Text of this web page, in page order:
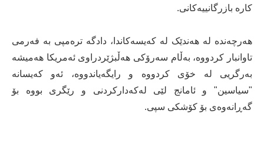
کارە بازرگانییەکانی.
هەرچەندە لە هەندێک لە کەیسەکاندا، دادگە ترەمپی بە فەرمی
تاوانبار کردووە، بەڵام سەرۆکی هەڵبژێردراوی ئەمریکا هەمیشە
بەرگریی لە خۆی کردووە و رایگەیاندووە، ئەو کەیسانە
"سیاسین" و ئامانج لێی لەکەدارکردنی و رێگری بووە بۆ
گەڕانەوەی بۆ کۆشکی سپی.